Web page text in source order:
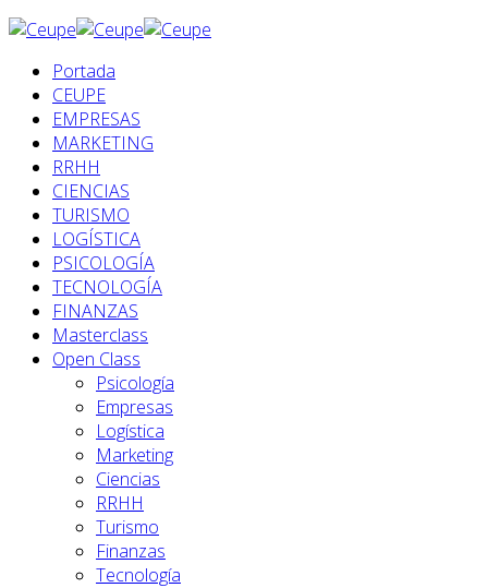
Portada
CEUPE
EMPRESAS
MARKETING
RRHH
CIENCIAS
TURISMO
LOGÍSTICA
PSICOLOGÍA
TECNOLOGÍA
FINANZAS
Masterclass
Open Class
Psicología
Empresas
Logística
Marketing
Ciencias
RRHH
Turismo
Finanzas
Tecnología